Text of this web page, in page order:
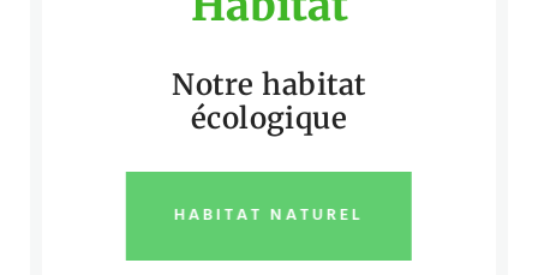
Notre habitat
écologique
HABITAT NATUREL